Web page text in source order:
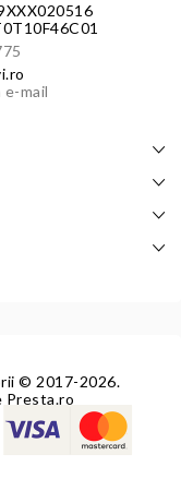
mail
© 2017-2026.
Presta.ro